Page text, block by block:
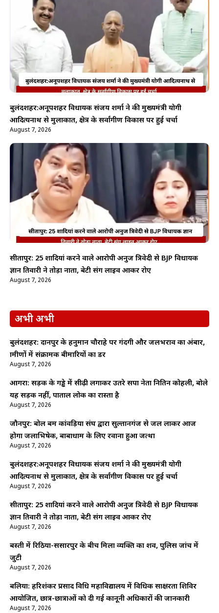
बुलंदशहर:अनूपशहर विधायक संजय शर्मा ने की मुख्यमंत्री योगी
आदित्यनाथ से मुलाकात, क्षेत्र के सर्वांगीण विकास पर हुई चर्चा
August 7, 2026
सीतापुर: 25 शादियां करने वाले आरोपी अनुज त्रिवेदी से BJP विधायक
ज्ञान तिवारी ने तोड़ा नाता, बेटी संग लाइव आकर रोए
August 7, 2026
अभी अभी
बुलंदशहर: दानपुर के हनुमान चौराहे पर गंदगी और जलभराव का अंबार,
ग्रामीणों में संक्रामक बीमारियों का डर
August 7, 2026
आगरा: सड़क के गड्ढे में सीढ़ी लगाकर उतरे सपा नेता नितिन कोहली, बोले
यह सड़क नहीं, पाताल लोक का रास्ता है
August 7, 2026
जौनपुर: बोल बम कांवड़िया संघ द्वारा सुल्तानगंज से जल लाकर आज
होगा जलाभिषेक, बाबाधाम के लिए रवाना हुआ जत्था
August 7, 2026
बुलंदशहर:अनूपशहर विधायक संजय शर्मा ने की मुख्यमंत्री योगी
आदित्यनाथ से मुलाकात, क्षेत्र के सर्वांगीण विकास पर हुई चर्चा
August 7, 2026
सीतापुर: 25 शादियां करने वाले आरोपी अनुज त्रिवेदी से BJP विधायक
ज्ञान तिवारी ने तोड़ा नाता, बेटी संग लाइव आकर रोए
August 7, 2026
बस्ती में रिठिया-ससारपुर के बीच मिला व्यक्ति का शव, पुलिस जांच में
जुटी
August 7, 2026
बलिया: हरिशंकर प्रसाद विधि महाविद्यालय में विधिक साक्षरता शिविर
आयोजित, छात्र-छात्राओं को दी गई कानूनी अधिकारों की जानकारी
August 7, 2026